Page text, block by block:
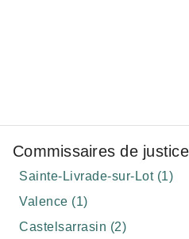
Commissaires de
Sainte-Livrade-sur-Lot (1)
Valence (1)
Castelsarrasin (2)